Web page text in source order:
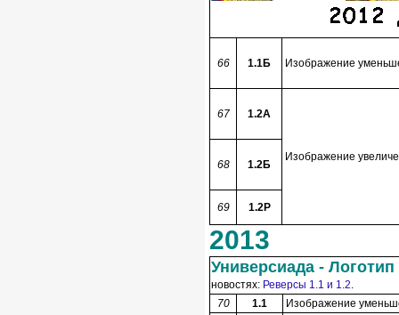
66 1.1Б Изображение
67 1.2А
Изображение
68 1.2Б
69 1.2Р
2013
Универсиада -
новостях: Реверсы 1.1 и 1.2.
70
1.1
Изображение